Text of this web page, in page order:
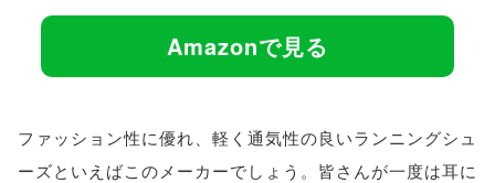
Amazonで見る
ファッション性に優れ、軽く通気性の良いランニングシュ
ーズといえばこのメーカーでしょう。皆さんが一度は耳に